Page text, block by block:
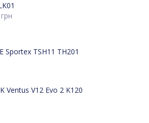
грн
Sportex TSH11 TH201
Ventus V12 Evo 2 K120